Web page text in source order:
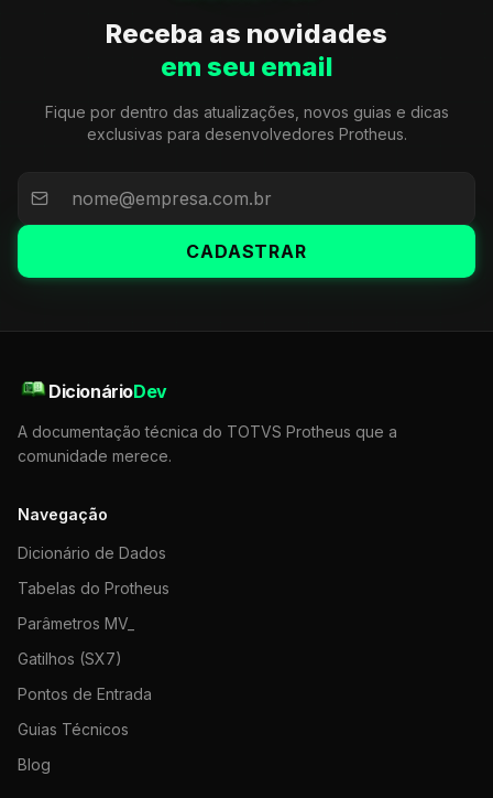
Receba as novidades
em seu email
Fique por dentro das atualizações, novos guias e dicas
exclusivas para desenvolvedores Protheus.
CADASTRAR
DicionárioDev
A documentação técnica do TOTVS Protheus que a
comunidade merece.
Navegação
Dicionário de Dados
Tabelas do Protheus
Parâmetros MV_
Gatilhos (SX7)
Pontos de Entrada
Guias Técnicos
Blog